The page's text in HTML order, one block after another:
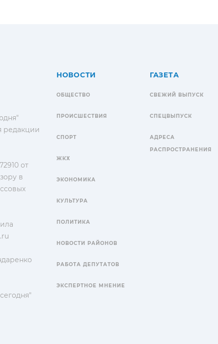
редакции
от
в
НОВОСТИ
ОБЩЕСТВО
ПРОИСШЕСТВИЯ
СПОРТ
ЖКХ
ЭКОНОМИКА
КУЛЬТУРА
ПОЛИТИКА
НОВОСТИ РАЙОНОВ
РАБОТА ДЕПУТАТОВ
ЭКСПЕРТНОЕ МНЕНИЕ
ГАЗЕТА
СВЕЖИЙ ВЫПУСК
СПЕЦВЫПУСК
АДРЕСА
РАСПРОСТРАНЕНИЯ